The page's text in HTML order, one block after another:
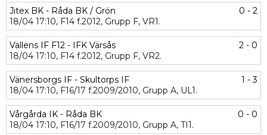
Jitex BK - Råda BK / Grön
0 - 2
18/04 17:10, F14 f.2012, Grupp F, VR1.
Vallens IF F12 - IFK Värsås
2 - 0
18/04 17:10, F14 f.2012, Grupp F, VR2.
Vänersborgs IF - Skultorps IF
1 - 3
18/04 17:10, F16/17 f.2009/2010, Grupp A, UL1.
Vårgårda IK - Råda BK
0 - 0
18/04 17:10, F16/17 f.2009/2010, Grupp A, TI1.